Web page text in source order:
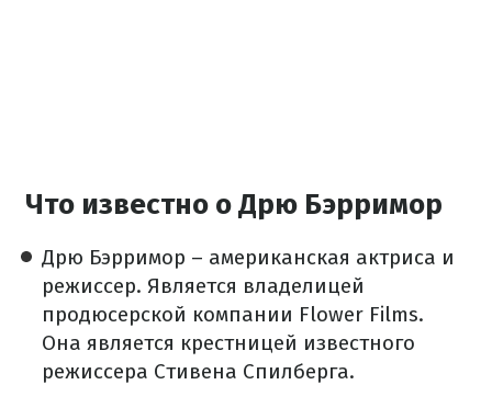
Что известно о Дрю Бэрримор
Дрю Бэрримор – американская актриса и
режиссер. Является владелицей
продюсерской компании Flower Films.
Она является крестницей известного
режиссера Стивена Спилберга.